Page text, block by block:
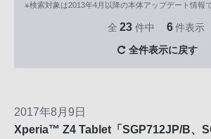
※検索対象は2013年4月以降の本体アップデート情報で
全 23 件中 6 件表示
全件表示に戻す
2017年8月9日
Xperia™ Z4 Tablet「SGP712JP/B、